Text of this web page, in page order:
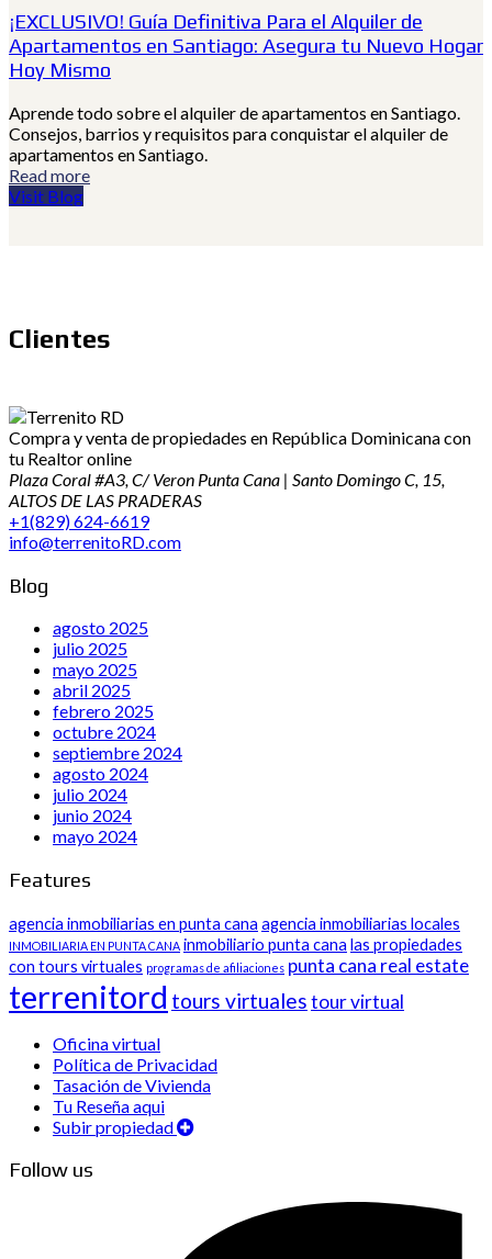
¡EXCLUSIVO! Guía Definitiva Para el Alquiler de
Apartamentos en Santiago: Asegura tu Nuevo Hogar
Hoy Mismo
Aprende todo sobre el alquiler de apartamentos en Santiago.
Consejos, barrios y requisitos para conquistar el alquiler de
apartamentos en Santiago.
Read more
Visit Blog
Clientes
Compra y venta de propiedades en República Dominicana con
tu Realtor online
Plaza Coral #A3, C/ Veron Punta Cana | Santo Domingo C, 15,
ALTOS DE LAS PRADERAS
+1(829) 624-6619
info@terrenitoRD.com
Blog
agosto 2025
julio 2025
mayo 2025
abril 2025
febrero 2025
octubre 2024
septiembre 2024
agosto 2024
julio 2024
junio 2024
mayo 2024
Features
agencia inmobiliarias en punta cana agencia inmobiliarias locales
INMOBILIARIA EN PUNTA CANA inmobiliario punta cana las propiedades
con tours virtuales programas de afiliaciones punta cana real estate
terrenitord tours virtualestour virtual
Oficina virtual
Política de Privacidad
Tasación de Vivienda
Tu Reseña aqui
Subir propiedad
Follow us